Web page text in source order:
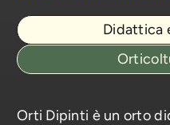
Case
Didattica
Orti Dipinti è un orto